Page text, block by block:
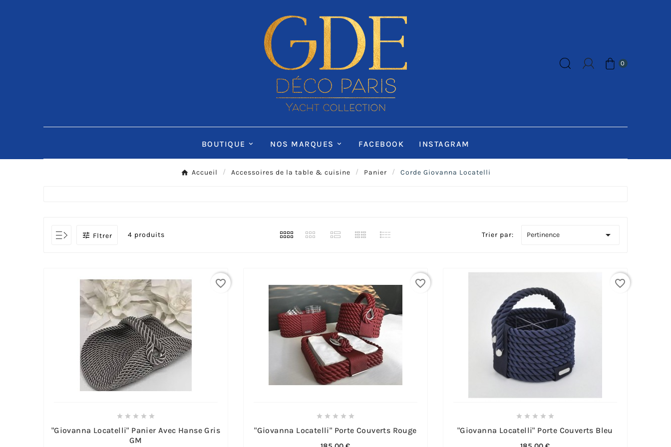
0
BOUTIQUE NOS MARQUES FACEBOOK INSTAGRAM
Accueil Accessoires de la table & cuisine Panier Corde Giovanna Locatelli
 Fltrer 4 produits Trier par: Pertinence 
    
"Giovanna Locatelli" Panier Avec Hanse Gris
GM
favorite_border
    
"Giovanna Locatelli" Porte Couverts Rouge
favorite_border
    
"Giovanna Locatelli" Porte Couverts Bleu
favorite_border